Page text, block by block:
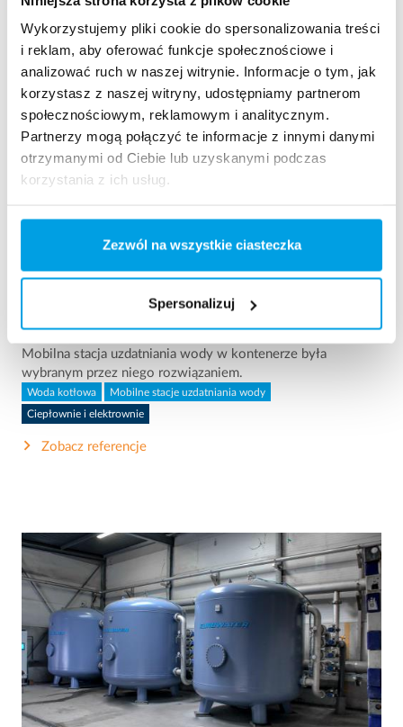
Wykorzystujemy pliki cookie do spersonalizowania treści
i reklam, aby oferować funkcje społecznościowe i
analizować ruch w naszej witrynie. Informacje o tym, jak
korzystasz z naszej witryny, udostępniamy partnerom
społecznościowym, reklamowym i analitycznym.
Partnerzy mogą połączyć te informacje z innymi danymi
otrzymanymi od Ciebie lub uzyskanymi podczas
korzystania z ich usług.
Zezwól na wszystkie ciasteczka
Spersonalizuj
Mobilna stacja uzdatniania wody w kontenerze była
wybranym przez niego rozwiązaniem.
Woda kotłowa Mobilne stacje uzdatniania wody
Ciepłownie i elektrownie
Zobacz referencje